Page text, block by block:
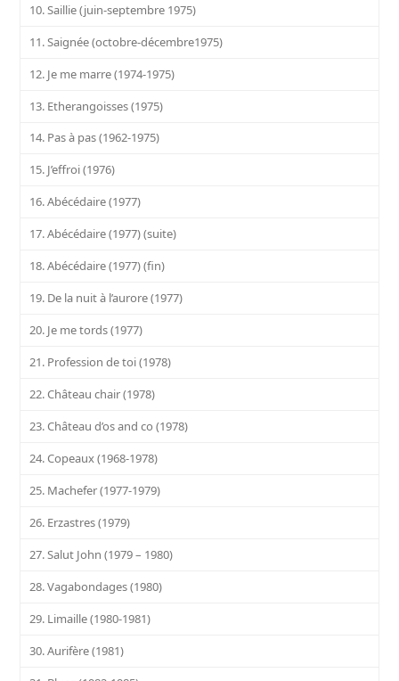
10. Saillie (juin-septembre 1975)
11. Saignée (octobre-décembre1975)
12. Je me marre (1974-1975)
13. Etherangoisses (1975)
14. Pas à pas (1962-1975)
15. J’effroi (1976)
16. Abécédaire (1977)
17. Abécédaire (1977) (suite)
18. Abécédaire (1977) (fin)
19. De la nuit à l’aurore (1977)
20. Je me tords (1977)
21. Profession de toi (1978)
22. Château chair (1978)
23. Château d’os and co (1978)
24. Copeaux (1968-1978)
25. Machefer (1977-1979)
26. Erzastres (1979)
27. Salut John (1979 – 1980)
28. Vagabondages (1980)
29. Limaille (1980-1981)
30. Aurifère (1981)